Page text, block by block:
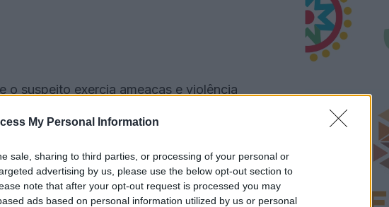
My Personal Information
sale, sharing to third parties, or processing of your personal or
advertising by us, please use the below opt-out section to
note that after your opt-out request is processed you may
ads based on personal information utilized by us or personal
o suspeito exercia ameaças e violência
irmã, de 27 anos.